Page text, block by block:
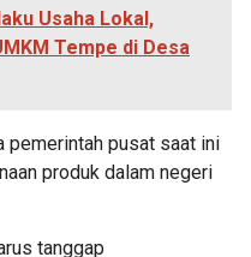
Usaha Lokal,
Tempe di Desa
pemerintah pusat saat ini
produk dalam negeri
tanggap